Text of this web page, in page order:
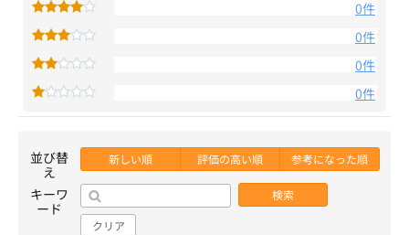
0件
0件
0件
0件
並び替
え
新しい順 評価の高い順 参考になった順
キーワ
ード
検索
クリア